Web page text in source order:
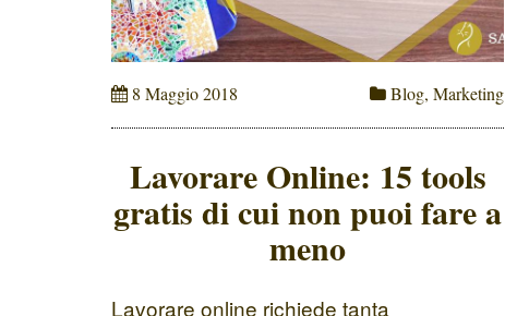
8 Maggio 2018 Blog, Marketing
Lavorare Online: 15 tools
gratis di cui non puoi fare a
meno
Lavorare online richiede tanta